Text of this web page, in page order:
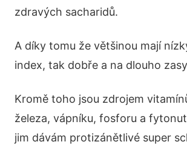
zdravých sacharidů.
A díky tomu že většinou mají
index, tak dobře a na dlouho
Kromě toho jsou zdrojem
železa, vápníku, fosforu a
jim dávám protizánětlivé super